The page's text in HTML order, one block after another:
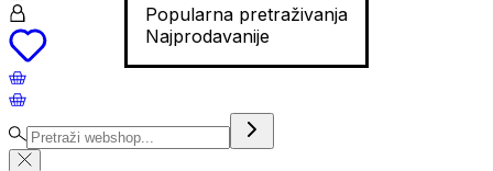
Popularna pretraživanja
Najprodavanije